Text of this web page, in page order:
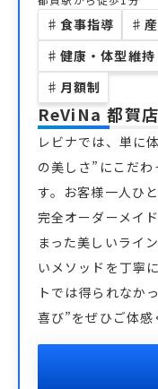
♯ 食事指導 ♯
♯ 健康・体型維持
♯ 月額制
ReViNa 都賀店
レビナでは、単に
の美しさ”にこだ
す。お客様一人ひ
完全オーダーメイ
まった美しいライ
いメソッドを丁寧
トでは得られなか
喜び”をぜひご体感